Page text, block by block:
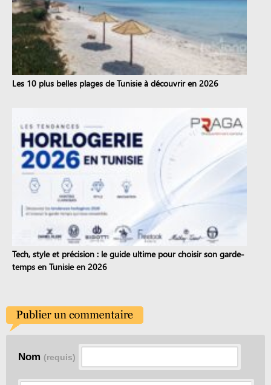
Les 10 plus belles plages de Tunisie à découvrir en 2026
Tech, style et précision : le guide ultime pour choisir son garde-
temps en Tunisie en 2026
Nom (requis)